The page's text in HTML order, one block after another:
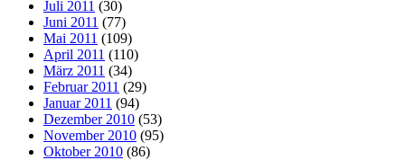
Juli 2011 (30)
Juni 2011 (77)
Mai 2011 (109)
April 2011 (110)
März 2011 (34)
Februar 2011 (29)
Januar 2011 (94)
Dezember 2010 (53)
November 2010 (95)
Oktober 2010 (86)